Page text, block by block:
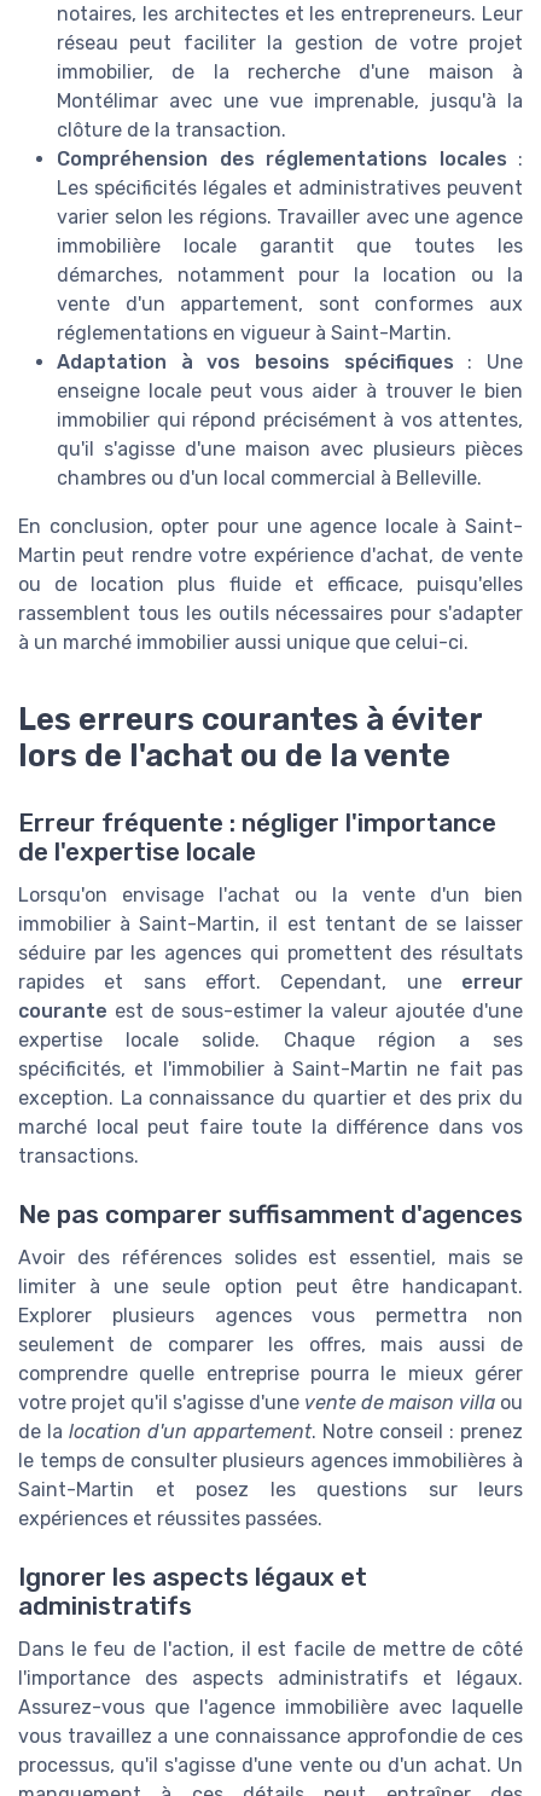
notaires, les architectes et les entrepreneurs. Leur
réseau peut faciliter la gestion de votre projet
immobilier, de la recherche d'une maison à
Montélimar avec une vue imprenable, jusqu'à la
clôture de la transaction.
Compréhension des réglementations locales :
Les spécificités légales et administratives peuvent
varier selon les régions. Travailler avec une agence
immobilière locale garantit que toutes les
démarches, notamment pour la location ou la
vente d'un appartement, sont conformes aux
réglementations en vigueur à Saint-Martin.
Adaptation à vos besoins spécifiques : Une
enseigne locale peut vous aider à trouver le bien
immobilier qui répond précisément à vos attentes,
qu'il s'agisse d'une maison avec plusieurs pièces
chambres ou d'un local commercial à Belleville.
En conclusion, opter pour une agence locale à Saint-
Martin peut rendre votre expérience d'achat, de vente
ou de location plus fluide et efficace, puisqu'elles
rassemblent tous les outils nécessaires pour s'adapter
à un marché immobilier aussi unique que celui-ci.
Les erreurs courantes à éviter
lors de l'achat ou de la vente
Erreur fréquente : négliger l'importance
de l'expertise locale
Lorsqu'on envisage l'achat ou la vente d'un bien
immobilier à Saint-Martin, il est tentant de se laisser
séduire par les agences qui promettent des résultats
rapides et sans effort. Cependant, une erreur
courante est de sous-estimer la valeur ajoutée d'une
expertise locale solide. Chaque région a ses
spécificités, et l'immobilier à Saint-Martin ne fait pas
exception. La connaissance du quartier et des prix du
marché local peut faire toute la différence dans vos
transactions.
Ne pas comparer suffisamment d'agences
Avoir des références solides est essentiel, mais se
limiter à une seule option peut être handicapant.
Explorer plusieurs agences vous permettra non
seulement de comparer les offres, mais aussi de
comprendre quelle entreprise pourra le mieux gérer
votre projet qu'il s'agisse d'une vente de maison villa ou
de la location d'un appartement. Notre conseil : prenez
le temps de consulter plusieurs agences immobilières à
Saint-Martin et posez les questions sur leurs
expériences et réussites passées.
Ignorer les aspects légaux et
administratifs
Dans le feu de l'action, il est facile de mettre de côté
l'importance des aspects administratifs et légaux.
Assurez-vous que l'agence immobilière avec laquelle
vous travaillez a une connaissance approfondie de ces
processus, qu'il s'agisse d'une vente ou d'un achat. Un